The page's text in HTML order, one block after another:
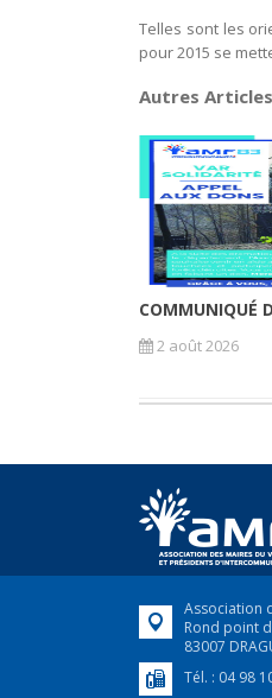
Telles sont les
pour 2015 se
Autres Articles
COMMUNIQUÉ
2 août 2026
Association
Rond point
83007
Tél. : 04 98